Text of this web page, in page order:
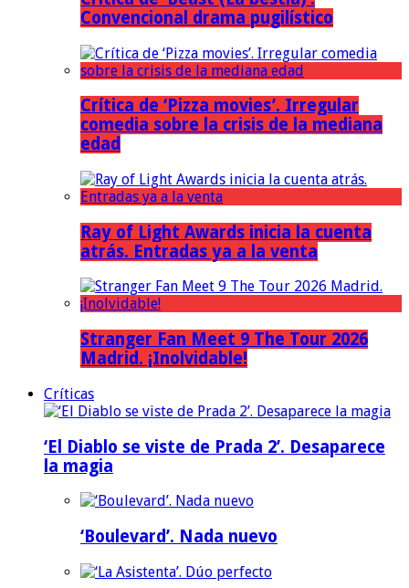
Convencional drama pugilístico
Crítica de ‘Pizza movies’. Irregular
comedia sobre la crisis de la mediana
edad
Ray of Light Awards inicia la cuenta
atrás. Entradas ya a la venta
Stranger Fan Meet 9 The Tour 2026
Madrid. ¡Inolvidable!
Críticas
‘El Diablo se viste de Prada 2’. Desaparece
la magia
‘Boulevard’. Nada nuevo